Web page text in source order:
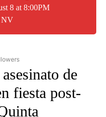
8 at 8:00PM
NV
TO RECEIVE
de
fiesta post-